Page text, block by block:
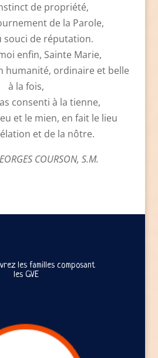
de propriété,
de la Parole,
souci de réputation.
enfin, Sainte Marie,
humanité, ordinaire et belle
à la fois,
consenti à la tienne,
et le mien, en fait le lieu
et de la nôtre.
COURSON, S.M.
les familles composant
les GVE